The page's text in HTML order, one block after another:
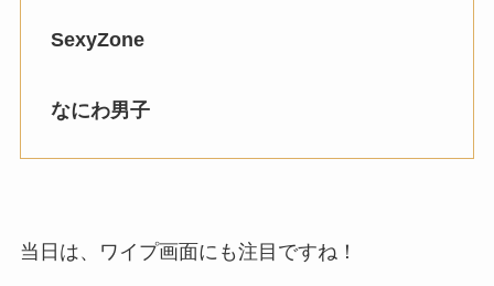
SexyZone
なにわ男子
当日は、ワイプ画面にも注目ですね！